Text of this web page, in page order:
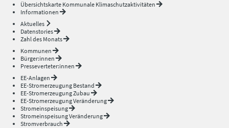
Übersichtskarte Kommunale Klimaschutzaktivitäten
Informationen
Aktuelles
Datenstories
Zahl des Monats
Kommunen
Bürger:innen
Presseverteter:innen
EE-Anlagen
EE-Stromerzeugung Bestand
EE-Stromerzeugung Zubau
EE-Stromerzeugung Veränderung
Stromeinspeisung
Stromeinspeisung Veränderung
Stromverbrauch